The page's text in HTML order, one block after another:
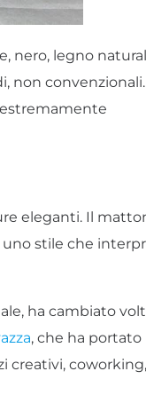
nero, legno
non convenzionali.
eleganti. Il
uno stile che
ha cambiato
, che ha portato
creativi, coworking,